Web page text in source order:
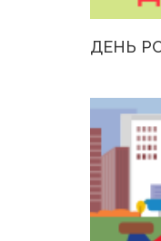
ДЕНЬ